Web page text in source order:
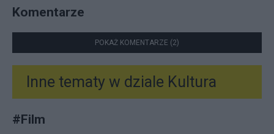
Komentarze
POKAŻ KOMENTARZE (2)
Inne tematy w dziale Kultura
#Film